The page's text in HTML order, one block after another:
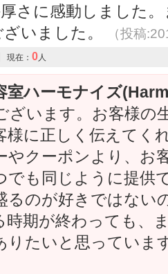
さに感動しました
いました。
（投稿
現在： 0人
室ハーモナイズ
ざいます。お客様の
様に正しく伝えてく
やクーポンより、お
でも同じように提供
るのが好きではない
時期が終わっても、
りたいと思っていま